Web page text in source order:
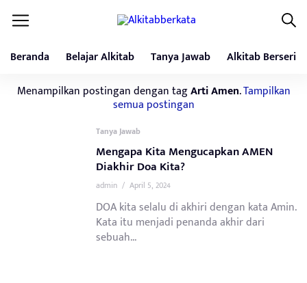
Beranda Belajar Alkitab Tanya Jawab Alkitab Berseri
Menampilkan postingan dengan tagArti Amen.Tampilkan
semua postingan
Tanya Jawab
Mengapa Kita Mengucapkan AMEN
Diakhir Doa Kita?
admin / April 5, 2024
DOA kita selalu di akhiri dengan kata Amin.
Kata itu menjadi penanda akhir dari
sebuah...